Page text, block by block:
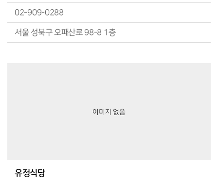
02-909-0288
서울 성북구 오패산로 98-8 1층
이미지 없음
유정식당